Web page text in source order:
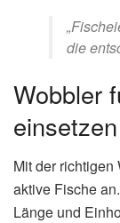
die
Wobbler
einsetzen
Mit der
aktive Fische
Länge und